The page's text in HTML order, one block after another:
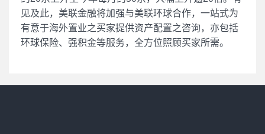
见及此，美联金融将加强与美联环球合作，一站式为
有意于海外置业之买家提供资产配置之咨询，亦包括
环球保险、强积金等服务，全方位照顾买家所需。